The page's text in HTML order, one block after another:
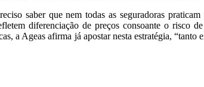
saber que nem todas as seguradoras
diferenciação de preços consoante o risco
a Ageas afirma já apostar nesta estratégia, “tanto